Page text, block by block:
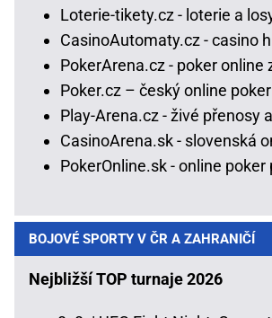
Loterie-tikety.cz - loterie a
CasinoAutomaty.cz - casino
PokerArena.cz - poker online
Poker.cz – český online
Play-Arena.cz - živé přenosy
CasinoArena.sk - slovenská
PokerOnline.sk - online poker
BOJOVÉ SPORTY V ČR A ZAHRANIČÍ
Nejbližší TOP turnaje 2026